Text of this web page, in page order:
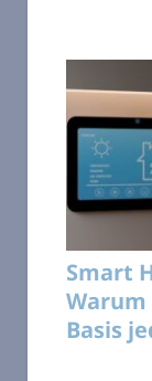
Smart
Basis